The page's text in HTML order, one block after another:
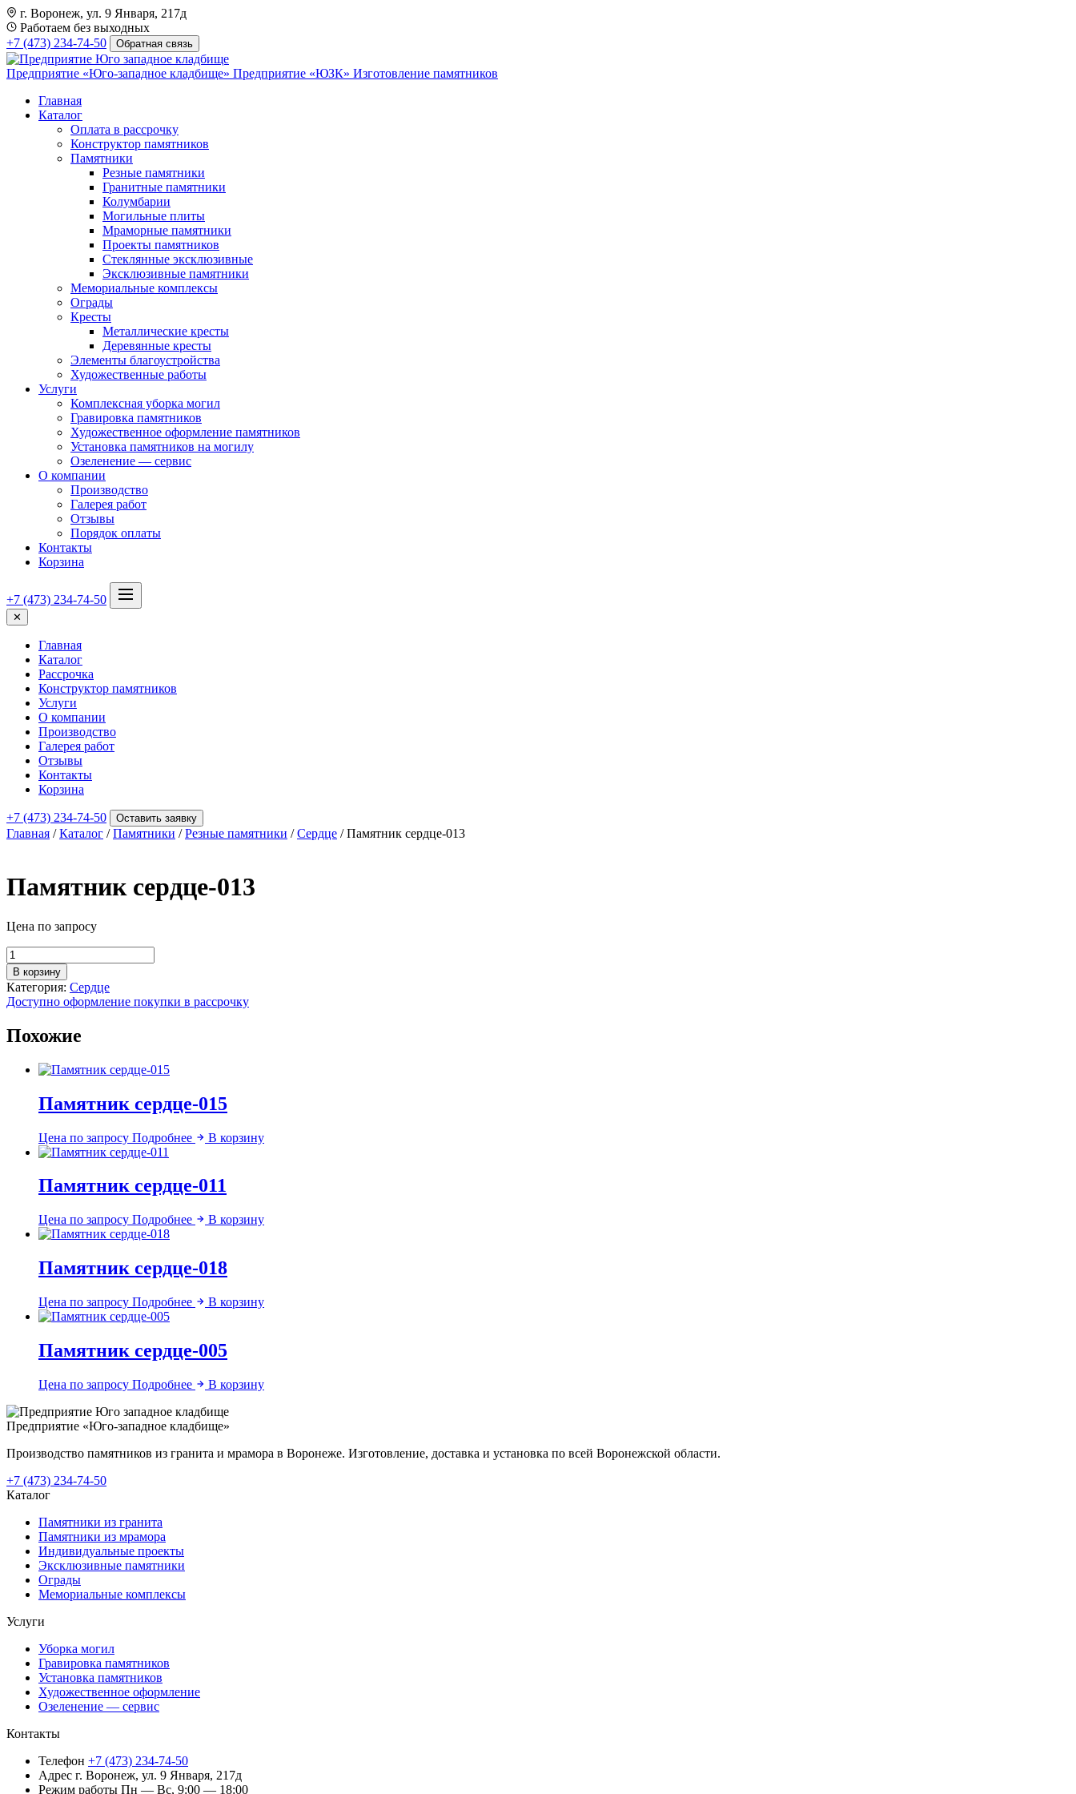
г. Воронеж, ул. 9 Января, 217д
Работаем без выходных
+7 (473) 234-74-50
Обратная связь
Предприятие «Юго-западное кладбище» Предприятие «ЮЗК» Изготовление памятников
Главная
Каталог
Оплата в рассрочку
Конструктор памятников
Памятники
Резные памятники
Гранитные памятники
Колумбарии
Могильные плиты
Мраморные памятники
Проекты памятников
Стеклянные эксклюзивные
Эксклюзивные памятники
Мемориальные комплексы
Ограды
Кресты
Металлические кресты
Деревянные кресты
Элементы благоустройства
Художественные работы
Услуги
Комплексная уборка могил
Гравировка памятников
Художественное оформление памятников
Установка памятников на могилу
Озеленение — сервис
О компании
Производство
Галерея работ
Отзывы
Порядок оплаты
Контакты
Корзина
+7 (473) 234-74-50
✕
Главная
Каталог
Рассрочка
Конструктор памятников
Услуги
О компании
Производство
Галерея работ
Отзывы
Контакты
Корзина
+7 (473) 234-74-50 Оставить заявку
Главная /Каталог /Памятники /Резные памятники /Сердце / Памятник сердце-013
Памятник сердце-013
Цена по запросу
Количество
товара
Памятник
сердце-013
В корзину
Категория: Сердце
Доступно оформление покупки в рассрочку
Похожие
Памятник сердце-015
Цена по запросу Подробнее В корзину
Памятник сердце-011
Цена по запросу Подробнее В корзину
Памятник сердце-018
Цена по запросу Подробнее В корзину
Памятник сердце-005
Цена по запросу Подробнее В корзину
Предприятие «Юго-западное кладбище»
Производство памятников из гранита и мрамора в Воронеже. Изготовление, доставка и установка по всей Воронежской области.
+7 (473) 234-74-50
Каталог
Памятники из гранита
Памятники из мрамора
Индивидуальные проекты
Эксклюзивные памятники
Ограды
Мемориальные комплексы
Услуги
Уборка могил
Гравировка памятников
Установка памятников
Художественное оформление
Озеленение — сервис
Контакты
Телефон +7 (473) 234-74-50
Адрес г. Воронеж, ул. 9 Января, 217д
Режим работы Пн — Вс, 9:00 — 18:00